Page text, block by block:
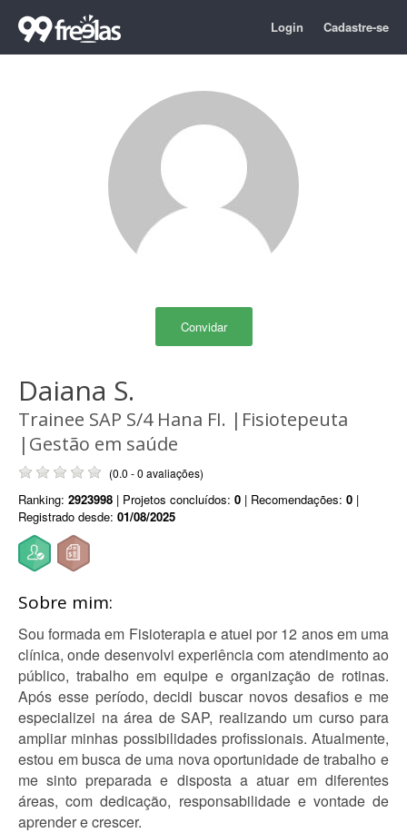
Login Cadastre-se
Convidar
Daiana S.
Trainee SAP S/4 Hana FI. |Fisiotepeuta
|Gestão em saúde
(0.0 - 0 avaliações)
Ranking: 2923998 | Projetos concluídos: 0 | Recomendações: 0 |
Registrado desde: 01/08/2025
Sobre mim:
Sou formada em Fisioterapia e atuei por 12 anos em uma
clínica, onde desenvolvi experiência com atendimento ao
público, trabalho em equipe e organização de rotinas.
Após esse período, decidi buscar novos desafios e me
especializei na área de SAP, realizando um curso para
ampliar minhas possibilidades profissionais. Atualmente,
estou em busca de uma nova oportunidade de trabalho e
me sinto preparada e disposta a atuar em diferentes
áreas, com dedicação, responsabilidade e vontade de
aprender e crescer.